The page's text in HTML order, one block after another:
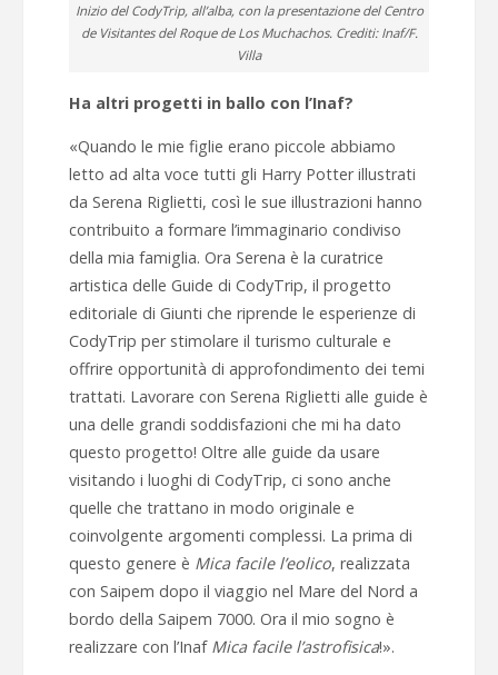
Inizio del CodyTrip, all’alba, con la presentazione del Centro
de Visitantes del Roque de Los Muchachos. Crediti: Inaf/F.
Villa
Ha altri progetti in ballo con l’Inaf?
«Quando le mie figlie erano piccole abbiamo
letto ad alta voce tutti gli Harry Potter illustrati
da Serena Riglietti, così le sue illustrazioni hanno
contribuito a formare l’immaginario condiviso
della mia famiglia. Ora Serena è la curatrice
artistica delle Guide di CodyTrip, il progetto
editoriale di Giunti che riprende le esperienze di
CodyTrip per stimolare il turismo culturale e
offrire opportunità di approfondimento dei temi
trattati. Lavorare con Serena Riglietti alle guide è
una delle grandi soddisfazioni che mi ha dato
questo progetto! Oltre alle guide da usare
visitando i luoghi di CodyTrip, ci sono anche
quelle che trattano in modo originale e
coinvolgente argomenti complessi. La prima di
questo genere è Mica facile l’eolico, realizzata
con Saipem dopo il viaggio nel Mare del Nord a
bordo della Saipem 7000. Ora il mio sogno è
realizzare con l’Inaf Mica facile l’astrofisica!».